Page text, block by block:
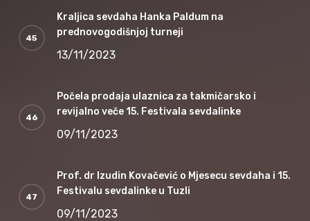
Kraljica sevdaha Hanka Paldum na
prednovogodišnjoj turneji
13/11/2023
Počela prodaja ulaznica za takmičarsko i
revijalno veče 15. Festivala sevdalinke
09/11/2023
Prof. dr Izudin Kovačević o Mjesecu sevdaha i 15.
Festivalu sevdalinke u Tuzli
09/11/2023